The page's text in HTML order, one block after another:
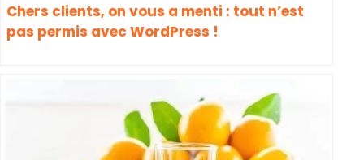
Chers clients, on vous a menti : tout n’est
pas permis avec WordPress !